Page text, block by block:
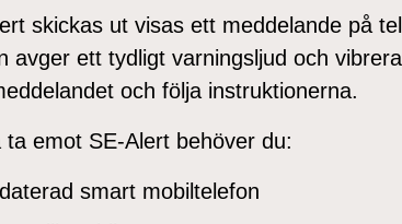
skickas ut visas ett meddelande på
avger ett tydligt varningsljud och
och följa instruktionerna.
ta emot SE-Alert behöver du:
smart mobiltelefon